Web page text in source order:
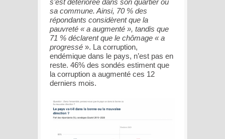
sa commune. Ainsi, 70 % des
répondants considèrent que la
pauvreté « a augmenté », tandis que
71 % déclarent que le chômage « a
progressé ». La corruption,
endémique dans le pays, n’est pas en
reste. 46% des sondés estiment que
la corruption a augmenté ces 12
derniers mois.